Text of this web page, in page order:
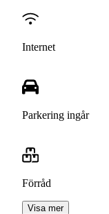
Internet
Parkering ingår
Förråd
Visa mer